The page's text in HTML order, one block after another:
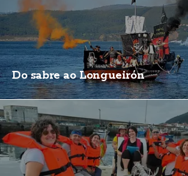
Do sabre ao Longueirón